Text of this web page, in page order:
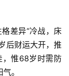
差异”冷战，床
后财运大开，推
，惟68岁时需防
。